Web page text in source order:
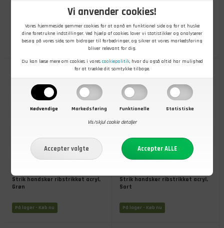
Vi anvender cookies!
Vores hjemmeside gemmer cookies for at opnå en funktionel side og for at huske
dine foretrukne indstillinger. Ved hjælp af cookies laver vi statistikker og analyserer
besøg på vores side, som bidrager til forbedringer, og sikrer at vores markedsføring
bliver relevant for dig.
Du kan læse mere om cookies i vores cookiepolitik, hvor du også altid har mulighed
for at trække dit samtykke tilbage.
Nødvendige Markedsføring Funktionelle
Statistiske
Vis/skjul cookie detaljer
Pinewood Thin Liner Handsker
På lager - Køb nu
199,00 DKK
Politi handsker i læder, Sort
På lager- Køb nu
Strik handsker ribstrikket acryl,
Grøn
På lager - Køb nu
Strik handsker ribstrikket acryl,
Sort
På lager - Køb nu